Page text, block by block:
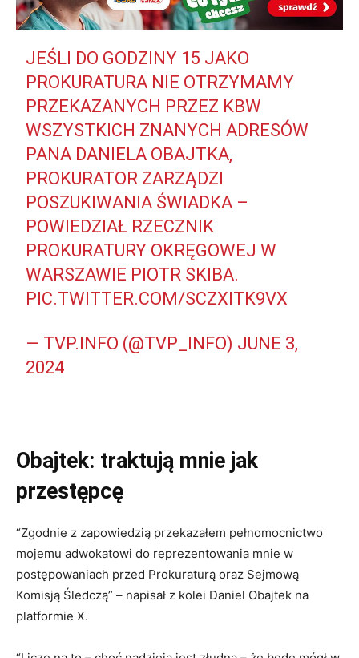
JEŚLI DO GODZINY 15 JAKO
PROKURATURA NIE OTRZYMAMY
PRZEKAZANYCH PRZEZ KBW
WSZYSTKICH ZNANYCH ADRESÓW
PANA DANIELA OBAJTKA,
PROKURATOR ZARZĄDZI
POSZUKIWANIA ŚWIADKA –
POWIEDZIAŁ RZECZNIK
PROKURATURY OKRĘGOWEJ W
WARSZAWIE PIOTR SKIBA.
PIC.TWITTER.COM/SCZXITK9VX
— TVP.INFO (@TVP_INFO) JUNE 3,
2024
Obajtek: traktują mnie jak
przestępcę
“Zgodnie z zapowiedzią przekazałem pełnomocnictwo
mojemu adwokatowi do reprezentowania mnie w
postępowaniach przed Prokuraturą oraz Sejmową
Komisją Śledczą” – napisał z kolei Daniel Obajtek na
platformie X.